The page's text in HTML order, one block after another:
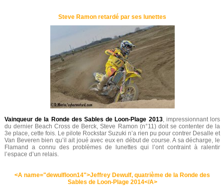
Steve Ramon retardé par ses lunettes
Vainqueur de la Ronde des Sables de Loon-Plage 2013, impressionnant lors
du dernier Beach Cross de Berck, Steve Ramon (n°11) doit se contenter de la
3e place, cette fois. Le pilote Rockstar Suzuki n’a rien pu pour contrer Desalle et
Van Beveren bien qu’il ait joué avec eux en début de course. A sa décharge, le
Flamand a connu des problèmes de lunettes qui l’ont contraint à ralentir
l’espace d’un relais.
<A name="dewulfloon14">Jeffrey Dewulf, quatrième de la Ronde des
Sables de Loon-Plage 2014</A>